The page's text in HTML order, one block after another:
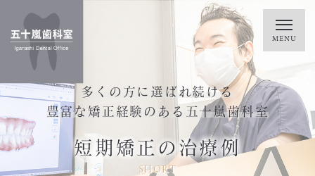
多くの方に選ばれ続ける
豊富な矯正経験のある五十嵐歯科室
短期矯正の治療例
SHORT